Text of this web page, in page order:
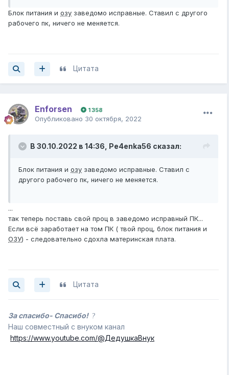
тебя нет видеокарты , работаешь от встройки ...
Встройка берет память от оперативной памяти , отсюда
...
Блок питания и озу заведомо исправные. Ставил с другого
рабочего пк, ничего не меняется.
Цитата
Enforsen 1 358
Опубликовано 30 октября, 2022
В 30.10.2022 в 14:36, Pe4enka56 сказал:
Блок питания и озу заведомо исправные. Ставил с
другого рабочего пк, ничего не меняется.
...
так теперь поставь свой проц в заведомо исправный ПК...
Если всё заработает на том ПК ( твой проц, блок питания и
ОЗУ) - следовательно сдохла материнская плата.
Цитата
За спасибо- Спасибо! ?
Наш совместный с внуком канал
https://www.youtube.com/@ДедушкаВнук